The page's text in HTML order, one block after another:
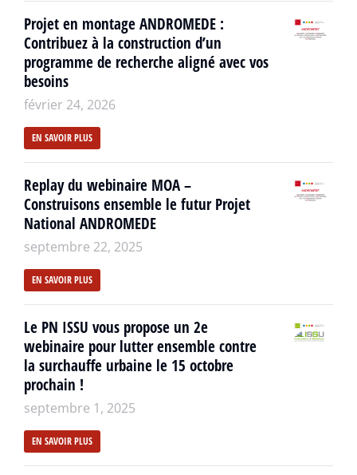
Projet en montage ANDROMEDE :
Contribuez à la construction d’un
programme de recherche aligné avec vos
besoins
février 24, 2026
EN SAVOIR PLUS
Replay du webinaire MOA –
Construisons ensemble le futur Projet
National ANDROMEDE
septembre 22, 2025
EN SAVOIR PLUS
Le PN ISSU vous propose un 2e
webinaire pour lutter ensemble contre
la surchauffe urbaine le 15 octobre
prochain !
septembre 1, 2025
EN SAVOIR PLUS